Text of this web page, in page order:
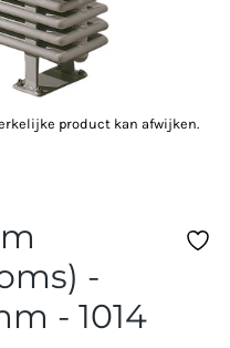
product kan afwijken.
-
- 1014